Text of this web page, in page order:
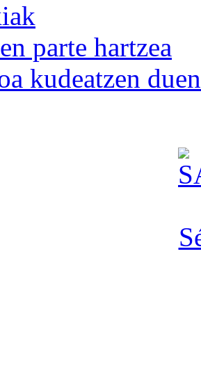
parte hartzea
kudeatzen